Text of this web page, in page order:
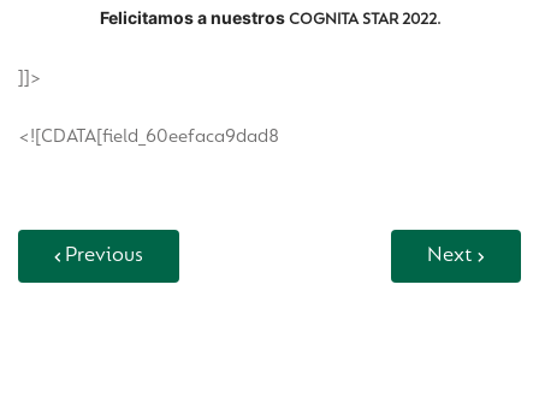
Felicitamos a nuestros COGNITA STAR 2022.
]]>
<![CDATA[field_60eefaca9dad8
Previous Next